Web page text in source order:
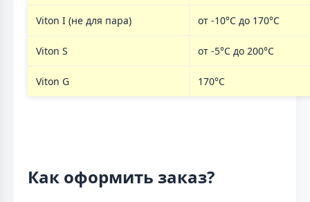
Viton I (не для пара) от -10°C до 170°C
Viton S от -5°C до 200°C
Viton G 170°C
Как оформить заказ?